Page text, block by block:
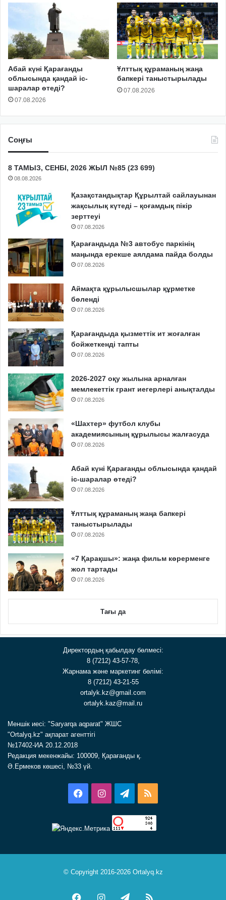
Абай күні Қарағанды
облысында қандай іс-
шаралар өтеді?
07.08.2026
Ұлттық құраманың жаңа
бапкері таныстырылады
07.08.2026
Соңғы
8 ТАМЫЗ, СЕНБІ, 2026 ЖЫЛ №85 (23 699)
08.08.2026
Қазақстандықтар Құрылтай сайлауынан
жақсылық күтеді – қоғамдық пікір
зерттеуі
07.08.2026
Қарағандыда №3 автобус паркінің
маңында ерекше аялдама пайда болды
07.08.2026
Аймақта құрылысшылар құрметке
бөленді
07.08.2026
Қарағандыда қызметтік ит жоғалған
бойжеткенді тапты
07.08.2026
2026-2027 оқу жылына арналған
мемлекеттік грант иегерлері анықталды
07.08.2026
«Шахтер» футбол клубы
академиясының құрылысы жалғасуда
07.08.2026
Абай күні Қарағанды облысында қандай
іс-шаралар өтеді?
07.08.2026
Ұлттық құраманың жаңа бапкері
таныстырылады
07.08.2026
«7 Қарақшы»: жаңа фильм көрерменге
жол тартады
07.08.2026
Тағы да
Директордың қабылдау бөлмесі:
8 (7212) 43-57-78,
Жарнама және маркетинг бөлімі:
8 (7212) 43-21-55
ortalyk.kz@gmail.com
ortalyk.kaz@mail.ru
Меншік иесі: "Saryarqa aqparat" ЖШС
"Ortalyq.kz" ақпарат агенттігі
№17402-ИА 20.12.2018
Редакция мекенжайы: 100009, Қарағанды қ.
Ә.Ермеков көшесі, №33 үй.
FacebookInstagramTelegram
© Copyright 2016-2026 Ortalyq.kz
FacebookInstagramTelegram